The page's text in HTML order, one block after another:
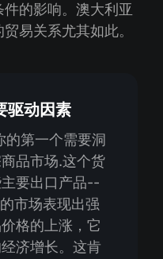
的影响。澳大利亚
易关系尤其如此。
驱动因素
的第一个需要洞
品市场.这个货
要出口产品--
市场表现出强
格的上涨，它
济增长。这肯